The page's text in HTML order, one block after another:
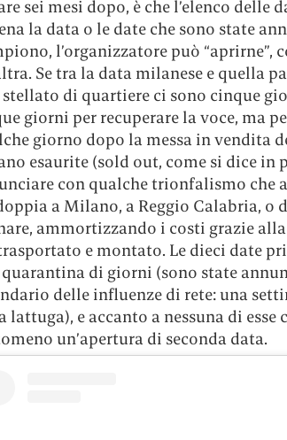
sei mesi dopo, è che l’elenco delle
la data o le date che sono state
l’organizzatore può “aprirne”,
Se tra la data milanese e quella
di quartiere ci sono cinque
giorni per recuperare la voce, ma
giorno dopo la messa in vendita
esaurite (sold out, come si dice in
con qualche trionfalismo che
a Milano, a Reggio Calabria, o
ammortizzando i costi grazie
e montato. Le dieci date
di giorni (sono state
delle influenze di rete: una
lattuga), e accanto a nessuna di esse
un’apertura di seconda data.